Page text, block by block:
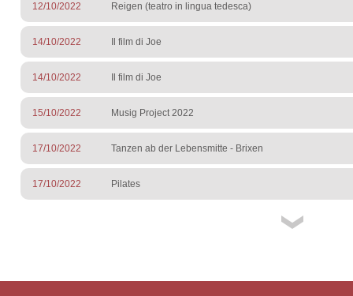
12/10/2022 Reigen (teatro in lingua tedesca)
14/10/2022 Il film di Joe
14/10/2022 Il film di Joe
15/10/2022 Musig Project 2022
17/10/2022 Tanzen ab der Lebensmitte - Brixen
17/10/2022 Pilates